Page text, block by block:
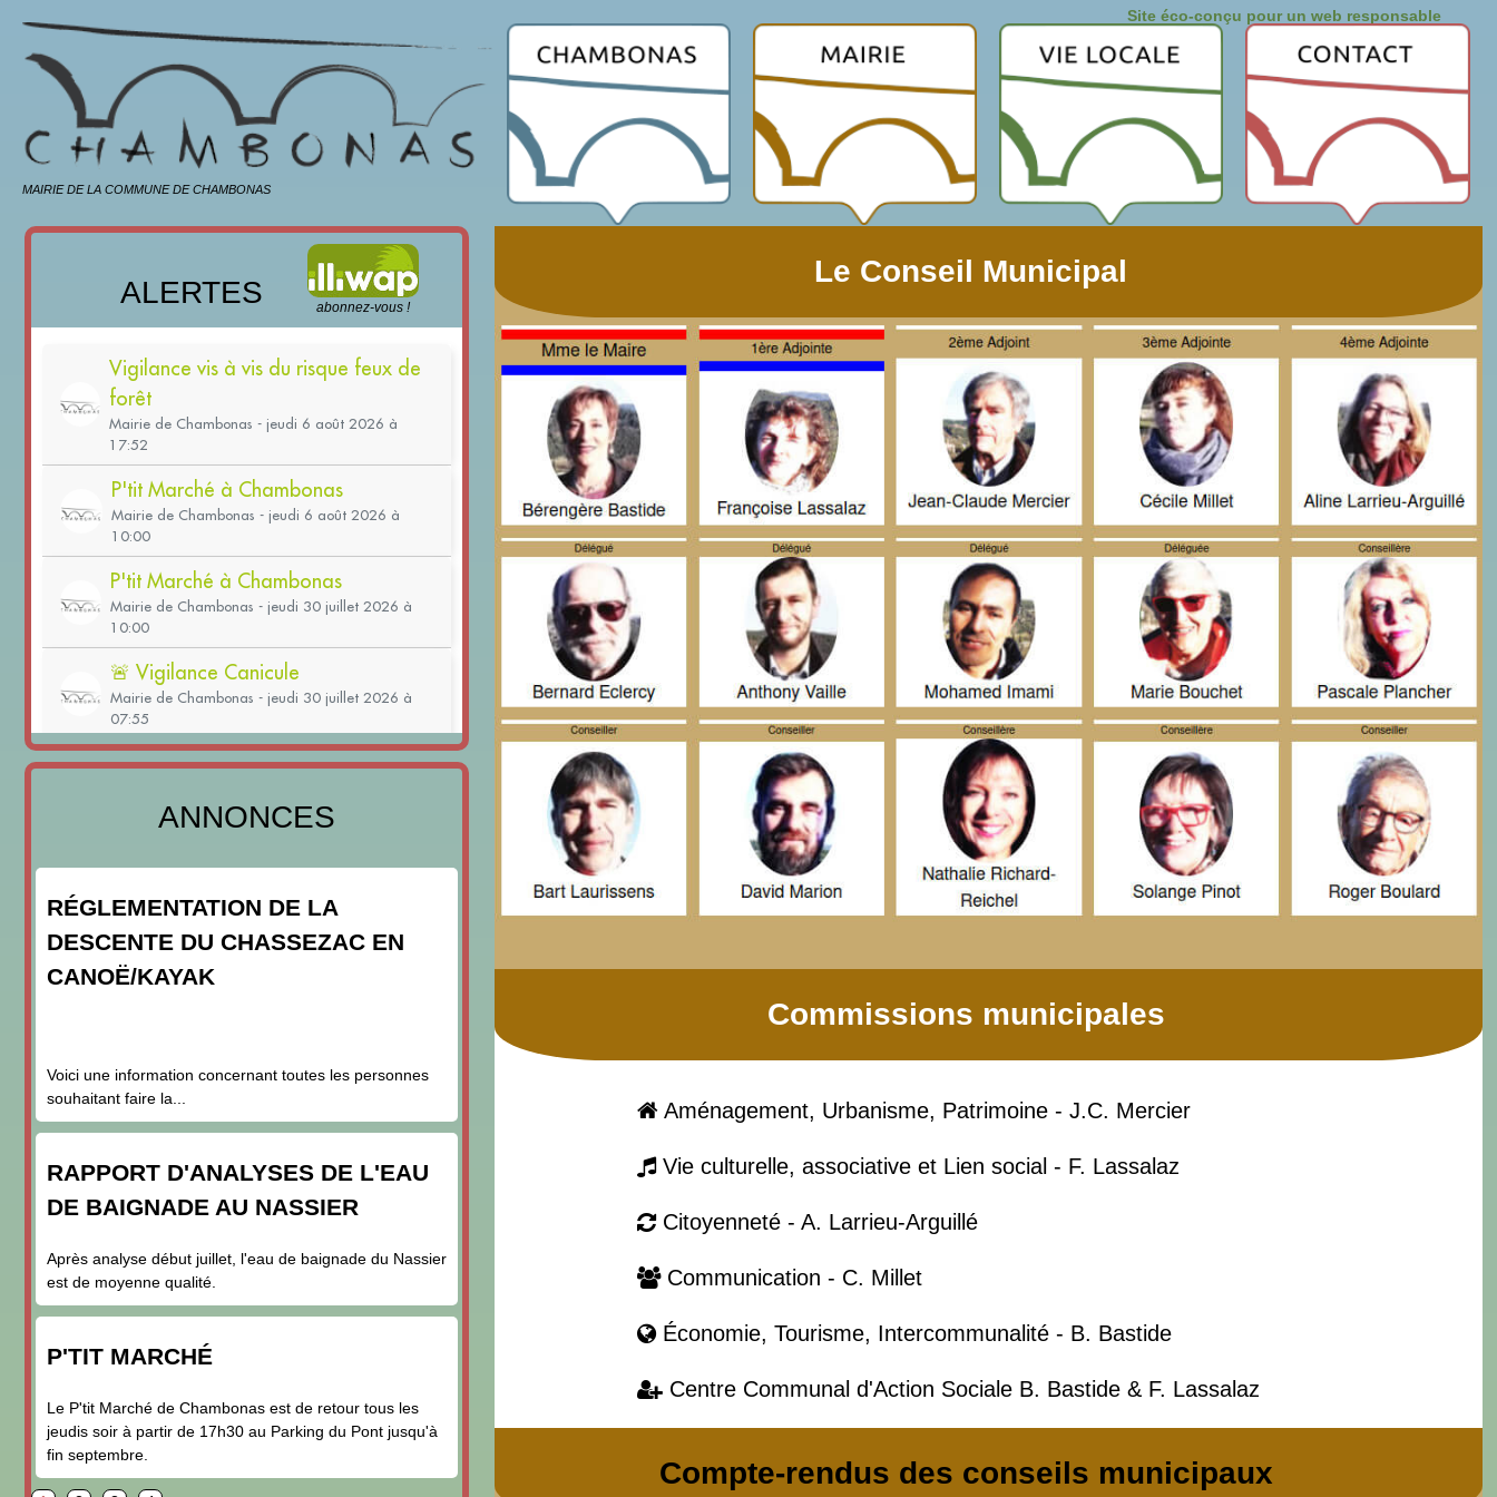
MAIRIE DE LA COMMUNE DE CHAMBONAS
Site éco-conçu pour un web responsable
Le Conseil Municipal
Commissions municipales
 Aménagement, Urbanisme, Patrimoine - J.C. Mercier
 Vie culturelle, associative et Lien social - F. Lassalaz
Citoyenneté - A. Larrieu-Arguillé
Communication - C. Millet
Économie, Tourisme, Intercommunalité - B. Bastide
 Centre Communal d'Action Sociale B. Bastide & F. Lassalaz
Compte-rendus des conseils municipaux
ALERTES abonnez-vous !
ANNONCES
RÉGLEMENTATION DE LA
DESCENTE DU CHASSEZAC EN
CANOË/KAYAK
Voici une information concernant toutes les personnes
souhaitant faire la...
RAPPORT D'ANALYSES DE L'EAU
DE BAIGNADE AU NASSIER
Après analyse début juillet, l'eau de baignade du Nassier
est de moyenne qualité.
P'TIT MARCHÉ
Le P'tit Marché de Chambonas est de retour tous les
jeudis soir à partir de 17h30 au Parking du Pont jusqu'à
fin septembre.